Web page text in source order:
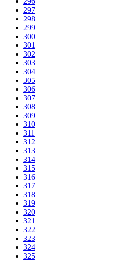
297
298
299
300
301
302
303
304
305
306
307
308
309
310
311
312
313
314
315
316
317
318
319
320
321
322
323
324
325